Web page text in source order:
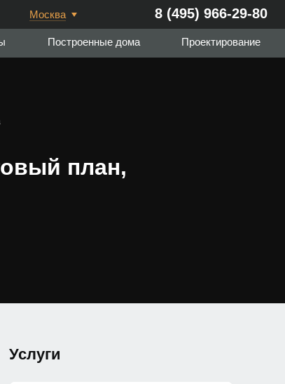
Москва 8 (495) 966-29-80
Построенные дома Проектирование
план,
Услуги